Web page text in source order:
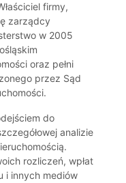
firmy,
zarządcy
w 2005
oraz pełni
przez Sąd
do
analizie
rozliczeń, wpłat
i innych mediów